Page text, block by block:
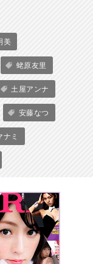
美
蛯原友里
土屋アンナ
安藤なつ
ナミ